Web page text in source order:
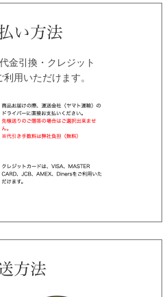
金引換・クレジット
用いただけます。